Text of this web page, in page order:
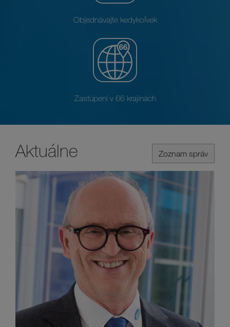
Objednávajte kedykoľvek
Zastúpení v 66 krajinách
Zoznam správ
Aktuálne